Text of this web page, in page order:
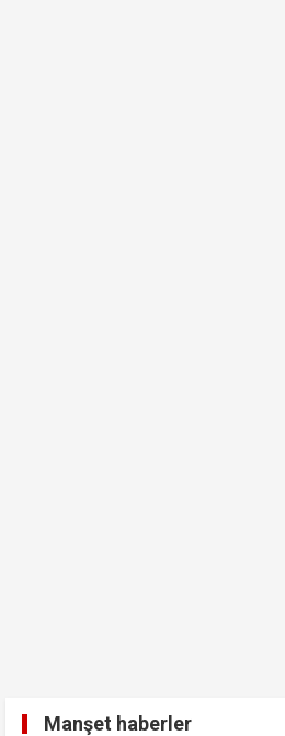
yazışmalar ve görseller çıktı!
Öcalan kapsam dışında…
koy ben oradan alırım…'
Manşet haberler